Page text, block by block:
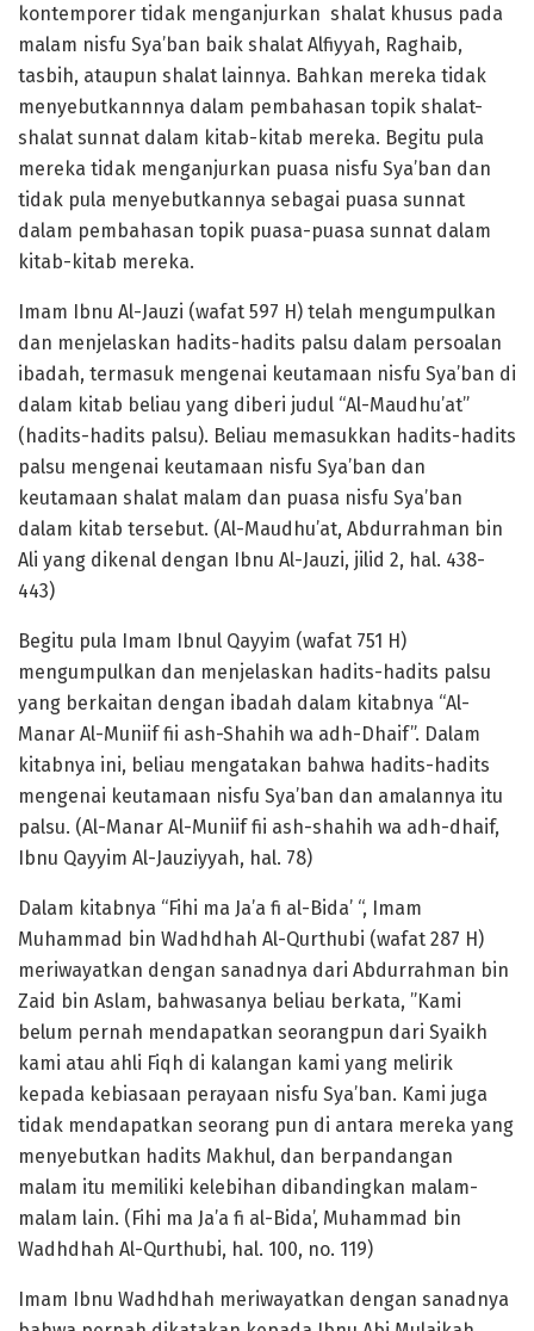
kontemporer tidak menganjurkan shalat khusus pada
malam nisfu Sya’ban baik shalat Alfiyyah, Raghaib,
tasbih, ataupun shalat lainnya. Bahkan mereka tidak
menyebutkannnya dalam pembahasan topik shalat-
shalat sunnat dalam kitab-kitab mereka. Begitu pula
mereka tidak menganjurkan puasa nisfu Sya’ban dan
tidak pula menyebutkannya sebagai puasa sunnat
dalam pembahasan topik puasa-puasa sunnat dalam
kitab-kitab mereka.
Imam Ibnu Al-Jauzi (wafat 597 H) telah mengumpulkan
dan menjelaskan hadits-hadits palsu dalam persoalan
ibadah, termasuk mengenai keutamaan nisfu Sya’ban di
dalam kitab beliau yang diberi judul “Al-Maudhu’at”
(hadits-hadits palsu). Beliau memasukkan hadits-hadits
palsu mengenai keutamaan nisfu Sya’ban dan
keutamaan shalat malam dan puasa nisfu Sya’ban
dalam kitab tersebut. (Al-Maudhu’at, Abdurrahman bin
Ali yang dikenal dengan Ibnu Al-Jauzi, jilid 2, hal. 438-
443)
Begitu pula Imam Ibnul Qayyim (wafat 751 H)
mengumpulkan dan menjelaskan hadits-hadits palsu
yang berkaitan dengan ibadah dalam kitabnya “Al-
Manar Al-Muniif fii ash-Shahih wa adh-Dhaif”. Dalam
kitabnya ini, beliau mengatakan bahwa hadits-hadits
mengenai keutamaan nisfu Sya’ban dan amalannya itu
palsu. (Al-Manar Al-Muniif fii ash-shahih wa adh-dhaif,
Ibnu Qayyim Al-Jauziyyah, hal. 78)
Dalam kitabnya “Fihi ma Ja’a fi al-Bida’ “, Imam
Muhammad bin Wadhdhah Al-Qurthubi (wafat 287 H)
meriwayatkan dengan sanadnya dari Abdurrahman bin
Zaid bin Aslam, bahwasanya beliau berkata, ”Kami
belum pernah mendapatkan seorangpun dari Syaikh
kami atau ahli Fiqh di kalangan kami yang melirik
kepada kebiasaan perayaan nisfu Sya’ban. Kami juga
tidak mendapatkan seorang pun di antara mereka yang
menyebutkan hadits Makhul, dan berpandangan
malam itu memiliki kelebihan dibandingkan malam-
malam lain. (Fihi ma Ja’a fi al-Bida’, Muhammad bin
Wadhdhah Al-Qurthubi, hal. 100, no. 119)
Imam Ibnu Wadhdhah meriwayatkan dengan sanadnya